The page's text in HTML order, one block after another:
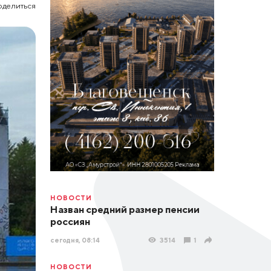
НОВОСТИ
Назван средний размер пенсии
россиян
сегодня, 08:14 3514 1
НОВОСТИ